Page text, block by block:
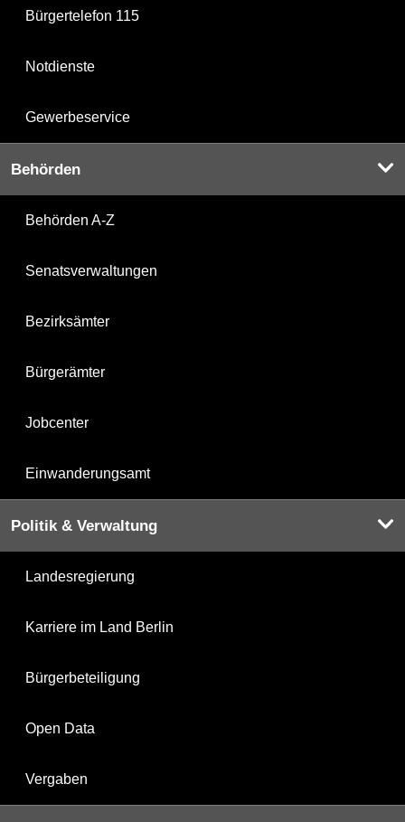
Bürgertelefon 115
Notdienste
Gewerbeservice
Behörden
Behörden A-Z
Senatsverwaltungen
Bezirksämter
Bürgerämter
Jobcenter
Einwanderungsamt
Politik & Verwaltung
Landesregierung
Karriere im Land Berlin
Bürgerbeteiligung
Open Data
Vergaben